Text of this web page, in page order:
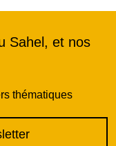
Sahel, et nos
thématiques